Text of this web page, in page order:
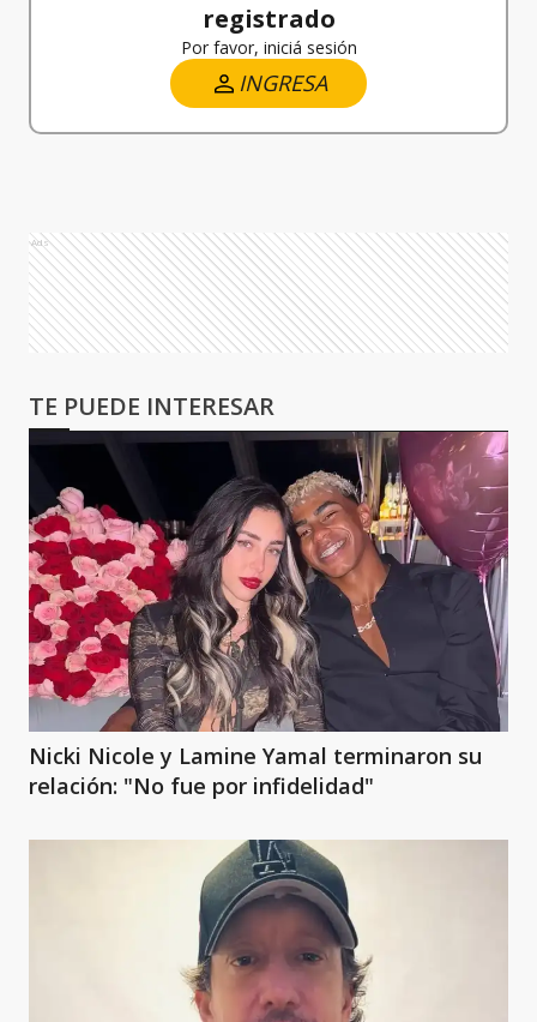
registrado
Por favor, iniciá sesión
INGRESA
Ads
TE PUEDE INTERESAR
Nicki Nicole y Lamine Yamal terminaron su
relación: "No fue por infidelidad"